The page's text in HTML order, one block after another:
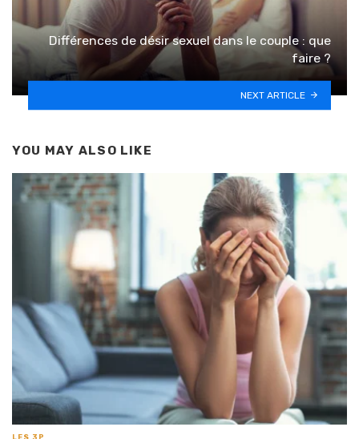
Différences de désir sexuel dans le couple : que
faire ?
NEXT ARTICLE
YOU MAY ALSO LIKE
LES 3P